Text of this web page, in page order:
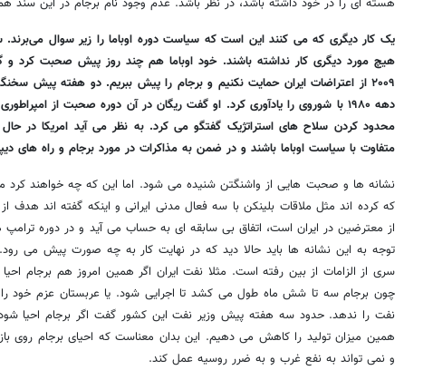
هسته ای را در خود داشته باشد، در نظر باشد. عدم وجود نام برجام در این
یک کار دیگری که می کنند این است که سیاست دوره اوباما را زیر سوال
هیچ مورد دیگری کار نداشته باشند. خود اوباما هم چند روز پیش صحبت کرد
۲۰۰۹ از اعتراضات ایران حمایت نکنیم و برجام را پیش ببریم. دو هفته پیش
دهه ۱۹۸۰ با شوروی را یادآوری کرد. او گفت ریگان در آن دوره صحبت از
محدود کردن سلاح های استراتژیک گفتگو می کرد. به نظر می آید امریکا در
متفاوت با سیاست اوباما باشند و در ضمن به مذاکرات در مورد برجام و راه های
نشانه ها و صحبت هایی از واشنگتن شنیده می شود. اما این که چه خواهند
که کرده اند مثل ملاقات بلینکن با سه فعال مدنی ایرانی و اینکه گفته اند هدف
از معترضین در ایران است، اتفاق بی سابقه ای به حساب می آید و در دوره ترامپ
توجه به این نشانه ها باید حالا دید که در نهایت کار به چه صورت پیش می
سری از الزامات از بین رفته است. مثلا نفت ایران اگر همین امروز هم برجام احیا
چون برجام سه تا شش ماه طول می کشد تا اجرایی شود. یا عربستان عزم خود
نفت را ندهد. حدود سه هفته پیش وزیر نفت این کشور گفت اگر برجام احیا شود
همین میزان تولید را کاهش می دهیم. این بدان معناست که احیای برجام روی
و نمی تواند به نفع غرب و به ضرر روسیه عمل کند.